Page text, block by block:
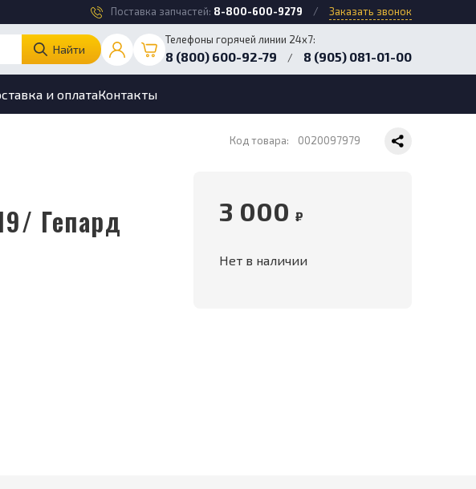
Поставка запчастей: 8-800-600-9279 / Заказать звонок
Найти
Телефоны горячей линии 24х7:
8 (800) 600-92-79 / 8 (905) 081-01-00
и оплатаКонтакты
Код товара: 0020097979
Гепард
3 000 ₽
Нет в наличии